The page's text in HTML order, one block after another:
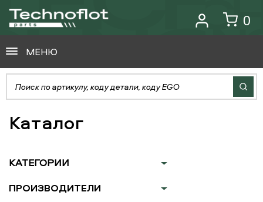
0
МЕНЮ
Каталог
КАТЕГОРИИ
ПРОИЗВОДИТЕЛИ